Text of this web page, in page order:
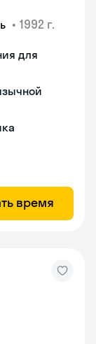
• 1992 г.
для
время